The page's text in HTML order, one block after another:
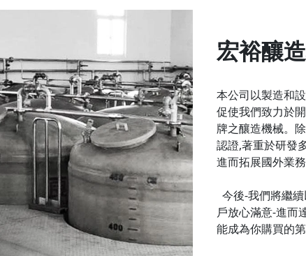
宏裕釀
本公司以製造和
促使我們致力於
牌之釀造機械。
認證,著重於研發
進而拓展國外業務
今後-我們將繼
戶放心滿意-進而
能成為你購買的第